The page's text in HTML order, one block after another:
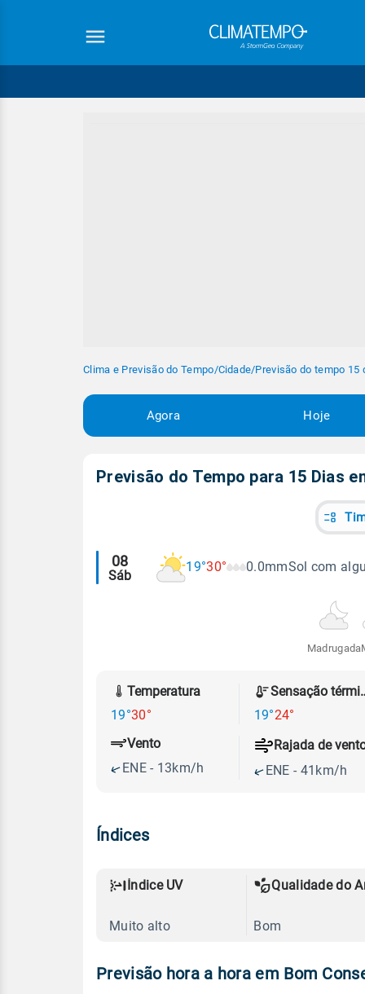
Clima e Previsão do Tempo/Cidade/Previsão do tempo 15
Agora Hoje
Previsão do Tempo para 15 Dias
Alertas
meteorológicos
08
Sáb
19°30° 0.0mmSol com
Madrugada
Temperatura
19°30°
19°24°
Vento
ENE - 13km/h
Rajada de
ENE - 41km/h
Índices
Índice UV
Muito alto
Qualidade do
Bom
Previsão hora a hora em Bom